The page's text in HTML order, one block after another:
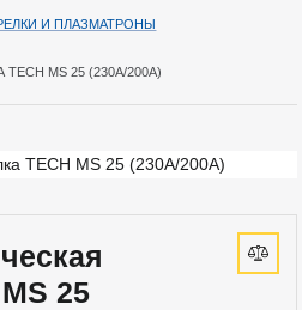
И ПЛАЗМАТРОНЫ
MS 25 (230A/200А)
25